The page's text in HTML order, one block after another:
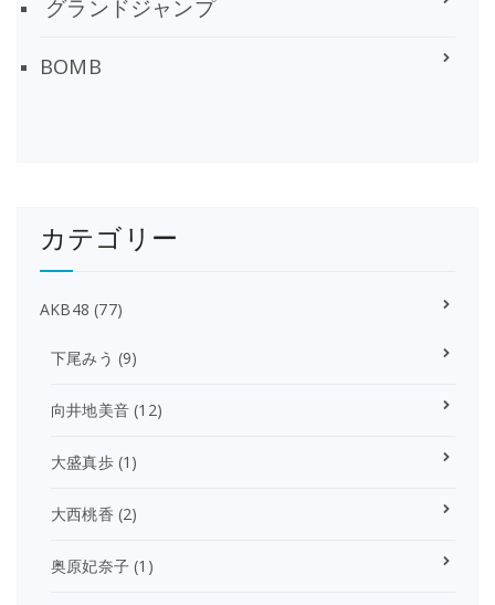
グランドジャンプ
BOMB
カテゴリー
AKB48 (77)
下尾みう (9)
向井地美音 (12)
大盛真歩(1)
大西桃香 (2)
奥原妃奈子 (1)